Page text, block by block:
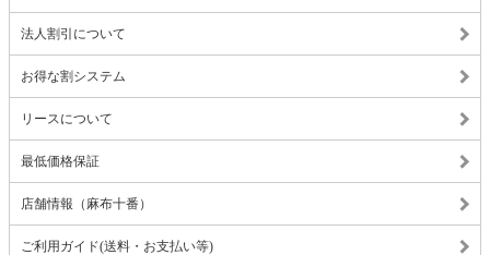
法人割引について
お得な割システム
リースについて
最低価格保証
店舗情報（麻布十番）
ご利用ガイド(送料・お支払い等)